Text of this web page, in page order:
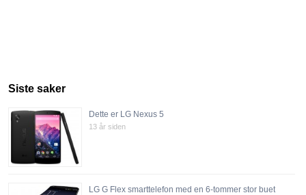
Siste saker
Dette er LG Nexus 5
13 år siden
LG G Flex smarttelefon med en 6-tommer stor buet